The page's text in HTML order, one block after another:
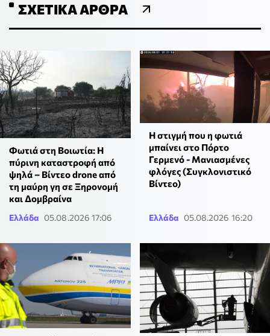
ΣΧΕΤΙΚΆ ΆΡΘΡΑ
Φωτιά στη Βοιωτία: Η
πύρινη καταστροφή από
ψηλά – Βίντεο drone από
τη μαύρη γη σε Ξηρονομή
και Δομβραίνα
Ελλάδα 05.08.2026 17:06
Η στιγμή που η φωτιά
μπαίνει στο Πόρτο
Γερμενό - Μανιασμένες
φλόγες (Συγκλονιστικό
Βίντεο)
Ελλάδα 05.08.2026 16:20